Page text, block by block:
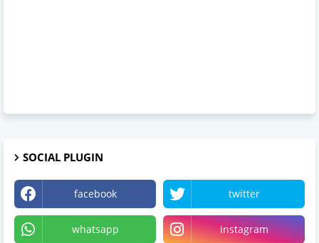
SOCIAL PLUGIN
facebook twitter
whatsapp instagram